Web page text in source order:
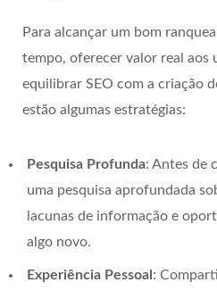
Para alcançar um bom
tempo, oferecer valor real aos
equilibrar SEO com a criação
estão algumas estratégias:
Pesquisa Profunda: Antes de
uma pesquisa aprofundada
lacunas de informação e
algo novo.
Experiência Pessoal :